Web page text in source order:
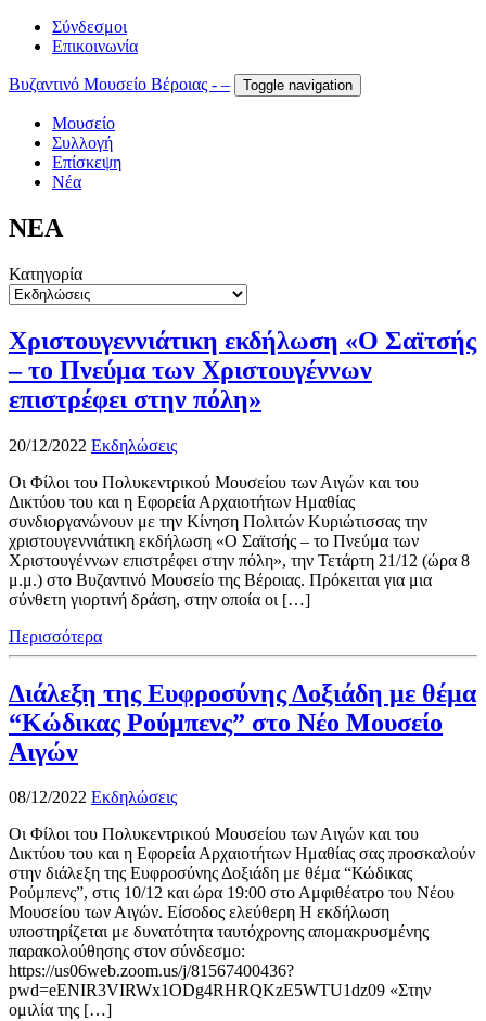
Σύνδεσμοι
Επικοινωνία
Βυζαντινό Μουσείο Βέροιας - – Toggle navigation
Μουσείο
Συλλογή
Επίσκεψη
Νέα
ΝΕΑ
Κατηγορία
Χριστουγεννιάτικη εκδήλωση «Ο Σαϊτσής
– το Πνεύμα των Χριστουγέννων
επιστρέφει στην πόλη»
20/12/2022 Εκδηλώσεις
Οι Φίλοι του Πολυκεντρικού Μουσείου των Αιγών και του
Δικτύου του και η Εφορεία Αρχαιοτήτων Ημαθίας
συνδιοργανώνουν με την Κίνηση Πολιτών Κυριώτισσας την
χριστουγεννιάτικη εκδήλωση «Ο Σαϊτσής – το Πνεύμα των
Χριστουγέννων επιστρέφει στην πόλη», την Τετάρτη 21/12 (ώρα 8
μ.μ.) στο Βυζαντινό Μουσείο της Βέροιας. Πρόκειται για μια
σύνθετη γιορτινή δράση, στην οποία οι […]
Περισσότερα
Διάλεξη της Ευφροσύνης Δοξιάδη με θέμα
“Κώδικας Ρούμπενς” στο Νέο Μουσείο
Αιγών
08/12/2022 Εκδηλώσεις
Οι Φίλοι του Πολυκεντρικού Μουσείου των Αιγών και του
Δικτύου του και η Εφορεία Αρχαιοτήτων Ημαθίας σας προσκαλούν
στην διάλεξη της Ευφροσύνης Δοξιάδη με θέμα “Κώδικας
Ρούμπενς”, στις 10/12 και ώρα 19:00 στο Αμφιθέατρο του Νέου
Μουσείου των Αιγών. Είσοδος ελεύθερη Η εκδήλωση
υποστηρίζεται με δυνατότητα ταυτόχρονης απομακρυσμένης
παρακολούθησης στον σύνδεσμο:
https://us06web.zoom.us/j/81567400436?
pwd=eENIR3VIRWx1ODg4RHRQKzE5WTU1dz09 «Στην
ομιλία της […]